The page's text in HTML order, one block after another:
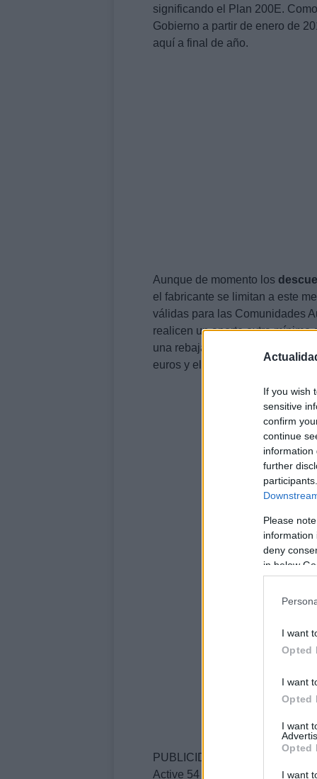
If you wish
sensitive
confirm
continue
information
further
Please
information
deny
in below
I want
Opted
I want
Opted
I want
Opted
I want
significando el Plan 200E.
Gobierno a partir de enero de
aquí a final de año.
Aunque de momento los
el fabricante se limitan a este
válidas para las Comunidades
realicen un aporte extra mínimo
una rebaja de 2.160 euros, el
euros y el más caro: 500 1.4
Active 54 CV gasolinas puede